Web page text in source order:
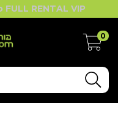
RENTAL VIP
0